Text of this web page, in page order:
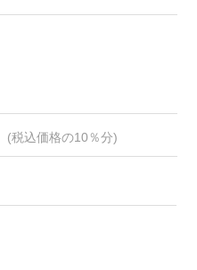
(税込価格の10％分)